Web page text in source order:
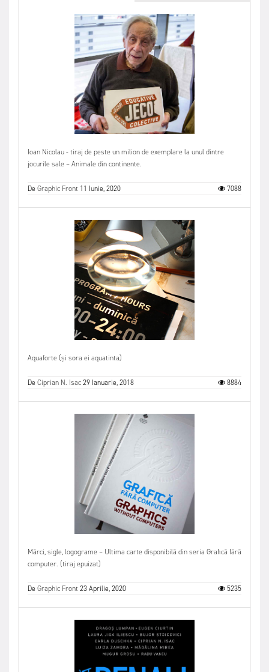
Ioan Nicolau - tiraj de peste un milion de exemplare la unul dintre
jocurile sale – Animale din continente.
DeGraphic Front 11 Iunie, 2020 7088
Aquaforte (și sora ei aquatinta)
DeCiprian N. Isac29 Ianuarie, 2018 8884
Mărci, sigle, logograme – Ultima carte disponibilă din seria Grafică fără
computer. (tiraj epuizat)
DeGraphic Front23 Aprilie, 2020 5235